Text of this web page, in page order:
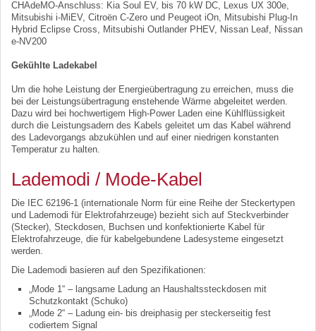
CHAdeMO-Anschluss: Kia Soul EV, bis 70 kW DC, Lexus UX 300e,
Mitsubishi i-MiEV, Citroën C-Zero und Peugeot iOn, Mitsubishi Plug-In
Hybrid Eclipse Cross, Mitsubishi Outlander PHEV, Nissan Leaf, Nissan
e-NV200
Gekühlte Ladekabel
Um die hohe Leistung der Energieübertragung zu erreichen, muss die
bei der Leistungsübertragung enstehende Wärme abgeleitet werden.
Dazu wird bei hochwertigem High-Power Laden eine Kühlflüssigkeit
durch die Leistungsadern des Kabels geleitet um das Kabel während
des Ladevorgangs abzukühlen und auf einer niedrigen konstanten
Temperatur zu halten.
Lademodi / Mode-Kabel
Die IEC 62196-1 (internationale Norm für eine Reihe der Steckertypen
und Lademodi für Elektrofahrzeuge) bezieht sich auf Steckverbinder
(Stecker), Steckdosen, Buchsen und konfektionierte Kabel für
Elektrofahrzeuge, die für kabelgebundene Ladesysteme eingesetzt
werden.
Die Lademodi basieren auf den Spezifikationen:
„Mode 1“ – langsame Ladung an Haushaltssteckdosen mit
Schutzkontakt (Schuko)
„Mode 2“ – Ladung ein- bis dreiphasig per steckerseitig fest
codiertem Signal